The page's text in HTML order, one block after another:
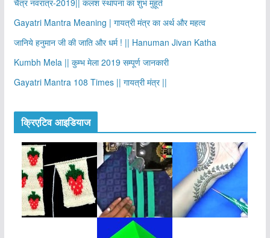
चैत्र नवरात्र-2019|| कलश स्थापना का शुभ मुहूर्त
Gayatri Mantra Meaning | गायत्री मंत्र का अर्थ और महत्व
जानिये हनुमान जी की जाति और धर्म ! || Hanuman Jivan Katha
Kumbh Mela || कुम्भ मेला 2019 सम्पूर्ण जानकारी
Gayatri Mantra 108 Times || गायत्री मंत्र ||
क्रिएटिव आइडियाज